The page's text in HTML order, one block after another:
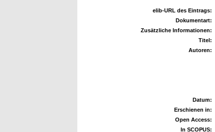
elib-URL des Eintrags:
Dokumentart:
Zusätzliche Informationen:
Titel:
Autoren:
Datum:
Erschienen in:
Open Access:
In SCOPUS: